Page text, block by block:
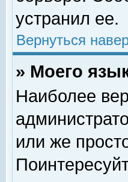
устранил ее.
Вернуться
» Моего
Наиболее
или же